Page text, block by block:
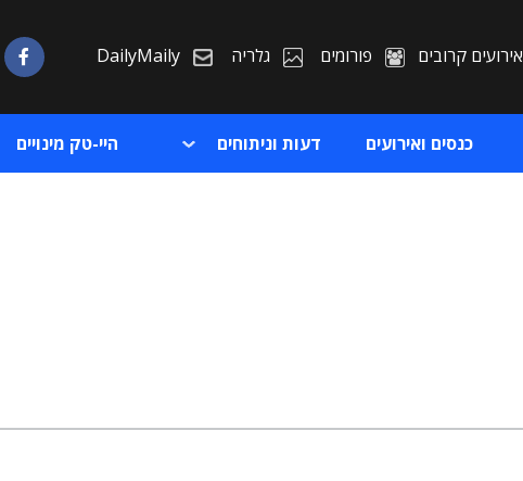
אירועים קרובים פורומים גלריה DailyMaily
כנסים ואירועים דעות וניתוחים היי-טק מינויים